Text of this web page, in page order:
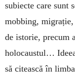
subiecte care sunt
mobbing,
de istorie, precum
holocaustul…
să citească în